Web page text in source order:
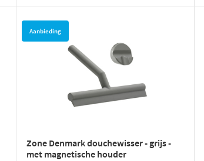
Aanbieding
Zone Denmark douchewisser - grijs -
met magnetische houder